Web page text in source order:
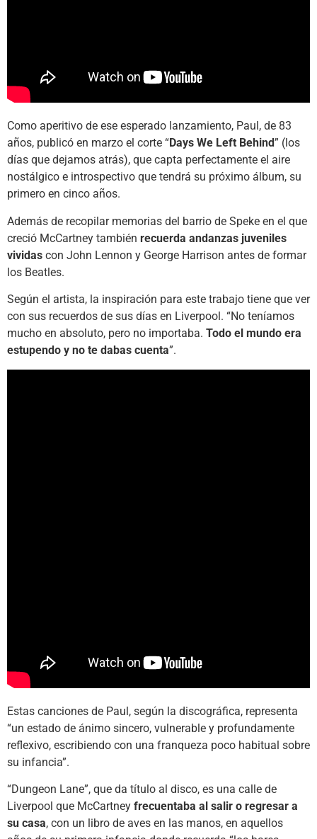
Como aperitivo de ese esperado lanzamiento, Paul, de 83
años, publicó en marzo el corte “Days We Left Behind” (los
días que dejamos atrás), que capta perfectamente el aire
nostálgico e introspectivo que tendrá su próximo álbum, su
primero en cinco años.
Además de recopilar memorias del barrio de Speke en el que
creció McCartney también recuerda andanzas juveniles
vividas con John Lennon y George Harrison antes de formar
los Beatles.
Según el artista, la inspiración para este trabajo tiene que ver
con sus recuerdos de sus días en Liverpool. “No teníamos
mucho en absoluto, pero no importaba. Todo el mundo era
estupendo y no te dabas cuenta”.
Estas canciones de Paul, según la discográfica, representa
“un estado de ánimo sincero, vulnerable y profundamente
reflexivo, escribiendo con una franqueza poco habitual sobre
su infancia”.
“Dungeon Lane”, que da título al disco, es una calle de
Liverpool que McCartney frecuentaba al salir o regresar a
su casa, con un libro de aves en las manos, en aquellos